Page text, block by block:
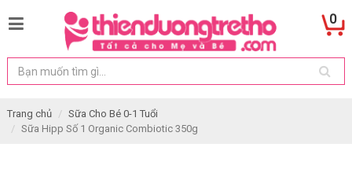
0
Trang chủ
Sữa Cho Bé 0-1 Tuổi
Sữa Hipp Số 1 Organic Combiotic 350g